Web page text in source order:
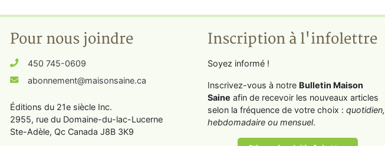
Pour nous joindre
450 745-0609
abonnement@maisonsaine.ca
Éditions du 21e siècle Inc.
2955, rue du Domaine-du-lac-Lucerne
Ste-Adèle, Qc Canada J8B 3K9
Inscription à l'infolettre
Soyez informé !
Inscrivez-vous à notre Bulletin Maison
Saine afin de recevoir les nouveaux articles
selon la fréquence de votre choix : quotidien,
hebdomadaire ou mensuel.